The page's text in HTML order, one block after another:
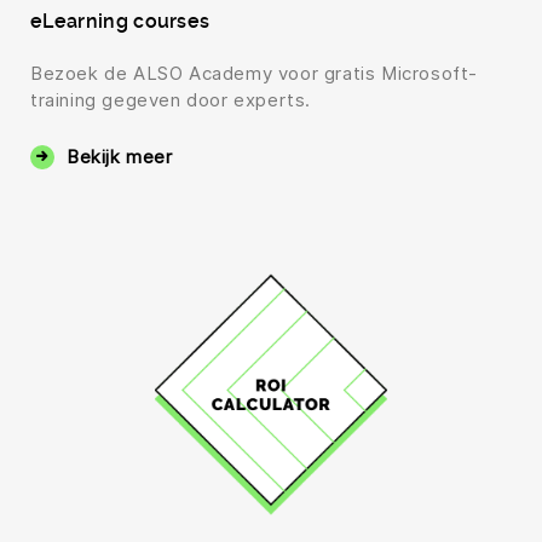
eLearning courses
Bezoek de ALSO Academy voor gratis Microsoft-
training gegeven door experts.
Bekijk meer